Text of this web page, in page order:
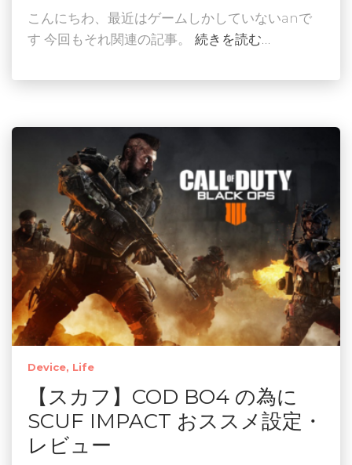
こんにちわ、最近はゲームしかしていないanで
す 今回もそれ関連の記事。
続きを読む…
Device Life
【スカフ】COD BO4 の為に
SCUF IMPACT おススメ設定・
レビュー